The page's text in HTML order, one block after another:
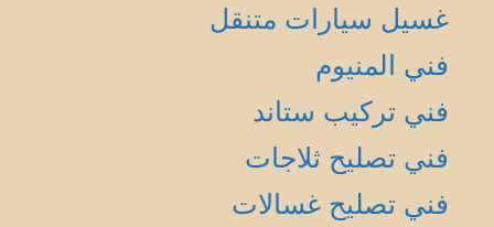
غسيل سيارات متنقل
فني المنيوم
فني تركيب ستاند
فني تصليح ثلاجات
فني تصليح غسالات